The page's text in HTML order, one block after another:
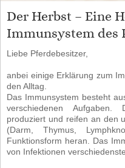
Der Herbst – Eine
Immunsystem des
Liebe Pferdebesitzer,
anbei einige Erklärung zum
den Alltag.
Das Immunsystem besteht
verschiedenen
produziert und reifen an den
(Darm, Thymus,
Funktionsform heran. Das
von Infektionen